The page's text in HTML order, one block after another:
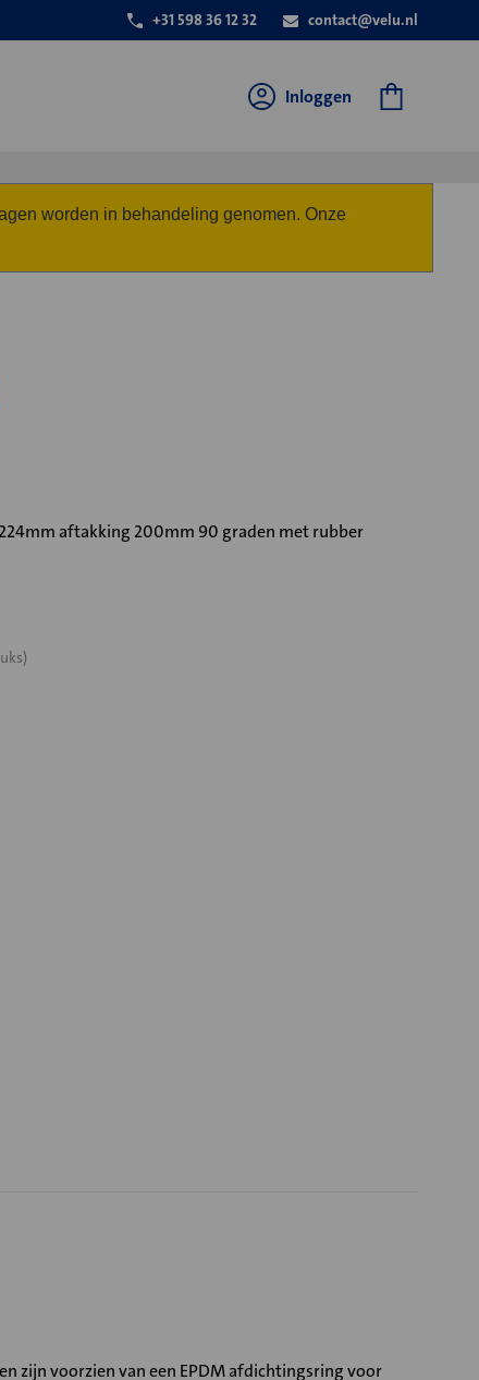
+31 598 36 12 32 contact@velu.nl
Inloggen
worden in behandeling genomen. Onze
aftakking 200mm 90 graden met rubber
zijn voorzien van een EPDM afdichtingsring voor